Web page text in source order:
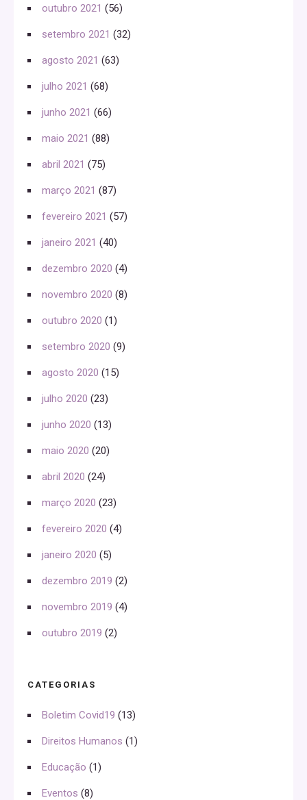
outubro 2021 (56)
setembro 2021 (32)
agosto 2021 (63)
julho 2021 (68)
junho 2021 (66)
maio 2021 (88)
abril 2021 (75)
março 2021 (87)
fevereiro 2021 (57)
janeiro 2021 (40)
dezembro 2020 (4)
novembro 2020 (8)
outubro 2020 (1)
setembro 2020 (9)
agosto 2020 (15)
julho 2020 (23)
junho 2020 (13)
maio 2020 (20)
abril 2020 (24)
março 2020 (23)
fevereiro 2020 (4)
janeiro 2020 (5)
dezembro 2019 (2)
novembro 2019 (4)
outubro 2019 (2)
CATEGORIAS
Boletim Covid19 (13)
Direitos Humanos (1)
Educação (1)
Eventos (8)